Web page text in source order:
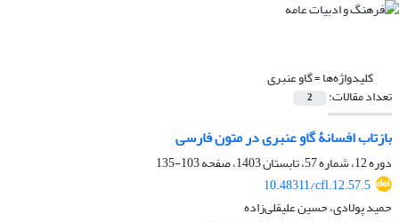
کلیدواژه‌ها =گاو عنبری
تعداد مقالات: 2
بازتاب افسانۀ گاو عنبری در متون فارسی
دوره 12، شماره 57، تابستان 1403، صفحه
103-135
10.48311/cfl.12.57.5
حمید پولادی، حسین علیقلی‌زاده